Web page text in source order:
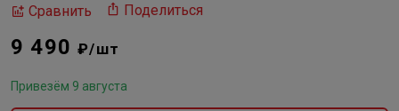
Сравнить Поделиться
9 490₽/шт
Привезём 9 августа